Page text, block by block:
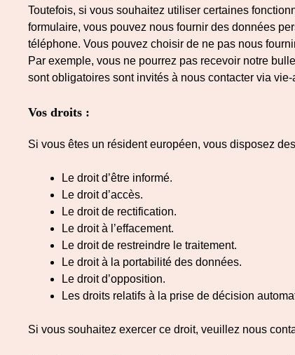
Toutefois, si vous souhaitez utiliser certaines
formulaire, vous pouvez nous fournir des données
téléphone. Vous pouvez choisir de ne pas nous
Par exemple, vous ne pourrez pas recevoir notre
sont obligatoires sont invités à nous contacter via
Vos droits :
Si vous êtes un résident européen, vous disposez
Le droit d’être informé.
Le droit d’accès.
Le droit de rectification.
Le droit à l’effacement.
Le droit de restreindre le traitement.
Le droit à la portabilité des données.
Le droit d’opposition.
Les droits relatifs à la prise de décision
Si vous souhaitez exercer ce droit, veuillez nous